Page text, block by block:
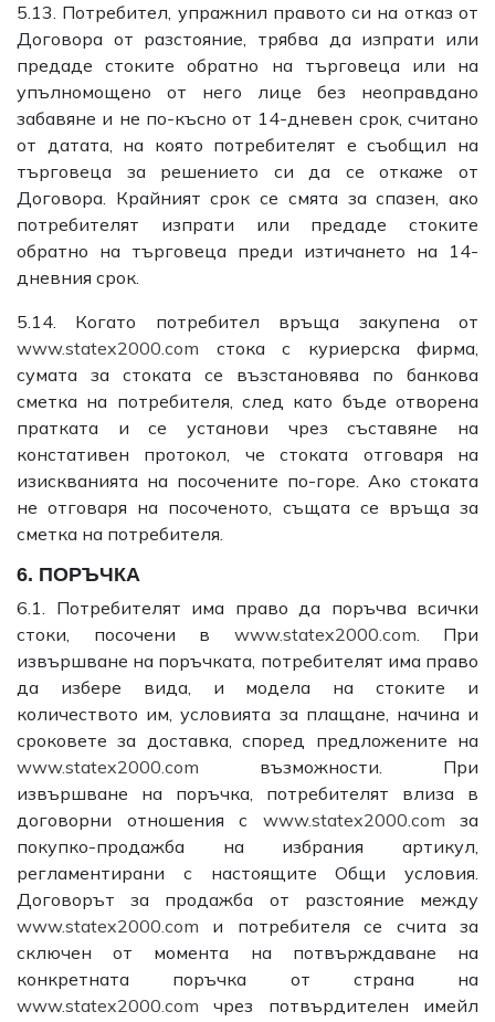
5.13. Потребител, упражнил правото си на отказ от
Договора от разстояние, трябва да изпрати или
предаде стоките обратно на търговеца или на
упълномощено от него лице без неоправдано
забавяне и не по-късно от 14-дневен срок, считано
от датата, на която потребителят е съобщил на
търговеца за решението си да се откаже от
Договора. Крайният срок се смята за спазен, ако
потребителят изпрати или предаде стоките
обратно на търговеца преди изтичането на 14-
дневния срок.
5.14. Когато потребител връща закупена от
www.statex2000.com стока с куриерска фирма,
сумата за стоката се възстановява по банкова
сметка на потребителя, след като бъде отворена
пратката и се установи чрез съставяне на
констативен протокол, че стоката отговаря на
изискванията на посочените по-горе. Ако стоката
не отговаря на посоченото, същата се връща за
сметка на потребителя.
6. ПОРЪЧКА
6.1. Потребителят има право да поръчва всички
стоки, посочени в www.statex2000.com. При
извършване на поръчката, потребителят има право
да избере вида, и модела на стоките и
количеството им, условията за плащане, начина и
сроковете за доставка, според предложените на
www.statex2000.com възможности. При
извършване на поръчка, потребителят влиза в
договорни отношения с www.statex2000.com за
покупко-продажба на избрания артикул,
регламентирани с настоящите Общи условия.
Договорът за продажба от разстояние между
www.statex2000.com и потребителя се счита за
сключен от момента на потвърждаване на
конкретната поръчка от страна на
www.statex2000.com чрез потвърдителен имейл